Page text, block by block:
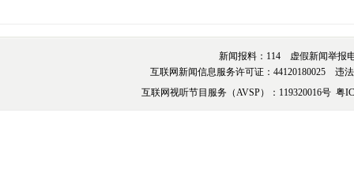
新闻报料：114 虚假新闻举报电
互联网新闻信息服务许可证：44120180025 违
互联网视听节目服务（AVSP）：119320016号粤